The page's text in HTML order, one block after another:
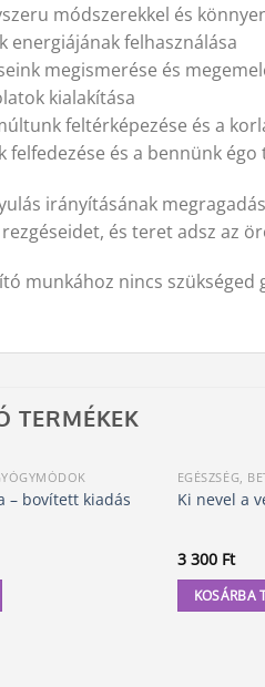
módszerekkel és
energiájának felhasználása
megismerése és
kialakítása
feltérképezése és a
felfedezése és a bennünk
irányításának
és teret adsz az
munkához nincs
TERMÉKEK
– bovített kiadás
EGÉSZSÉG,
Ki nevel a
3 300 Ft
KOSÁRBA